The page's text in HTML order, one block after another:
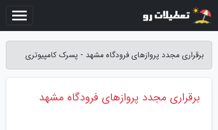
برقراری مجدد پروازهای فرودگاه مشهد - پسرک کامپیوتری
برقراری مجدد پروازهای فرودگاه مشهد